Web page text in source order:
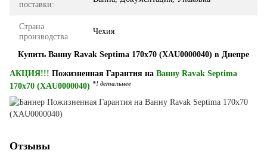
поставки:
Страна
производства
Чехия
Купить Ванну Ravak Septima 170x70 (XAU0000040) в Днепре
АКЦИЯ!!! Пожизненная Гарантия на Ванну Ravak Septima
170x70 (XAU0000040) *! детальнее
Отзывы